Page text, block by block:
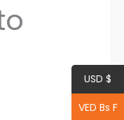
USD $
VED Bs F